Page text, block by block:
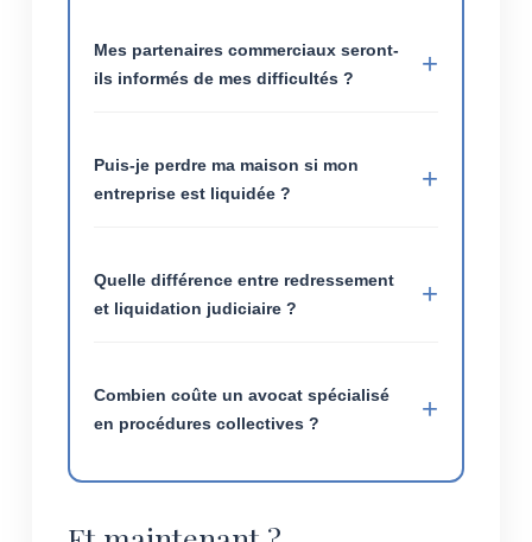
Mes partenaires commerciaux seront-
ils informés de mes difficultés ?
Puis-je perdre ma maison si mon
entreprise est liquidée ?
Quelle différence entre redressement
et liquidation judiciaire ?
Combien coûte un avocat spécialisé
en procédures collectives ?